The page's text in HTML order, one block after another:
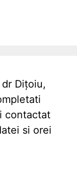
Dițoiu,
contactat
si orei